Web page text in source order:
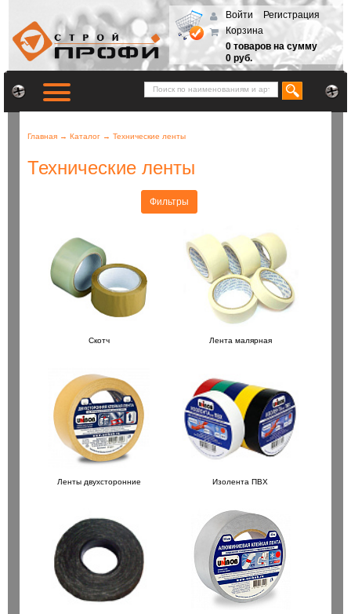
Войти
Регистрация
Корзина
0 товаров на сумму
0 руб.
Главная → Каталог → Технические ленты
Технические ленты
Фильтры
Скотч Лента малярная
Ленты двухсторонние Изолента ПВХ